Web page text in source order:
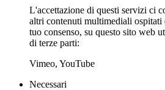
L'accettazione di questi servizi ci
altri contenuti multimediali
tuo consenso, su questo sito web
di terze parti:
Vimeo, YouTube
Necessari